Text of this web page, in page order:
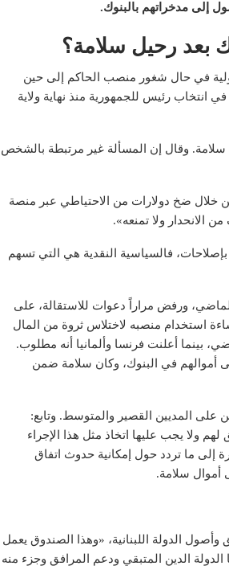
إلى مدخراتهم بالبنوك.
بعد رحيل سلامة؟
في حال شغور منصب الحاكم إلى حين
انتخاب رئيس للجمهورية منذ نهاية ولاية
سلامة. وقال إن المسألة غير مرتبطة بالشخص
ضخ دولارات من الاحتياطي عبر منصة
الانحدار ولا تمنعه».
فالسياسية النقدية هي التي تسهم
الماضي، ورفض مراراً دعوات للاستقالة، على
استخدام منصبه لاختلاس ثروة من المال
بينما أعلنت فرنسا وألمانيا أنه مطلوب.
المودعون الوصول إلى أموالهم في البنوك، وكان سلامة ضمن
المديين القصير والمتوسط. وتابع:
يجب عليها اتخاذ مثل هذا الإجراء
إلى ما تردد حول إمكانية حدوث اتفاق
أموال سلامة.
الدولة اللبنانية، «وهذا الصندوق يعمل
من خلالها الدولة الدين المتبقي ودعم المرافق وجزء منه